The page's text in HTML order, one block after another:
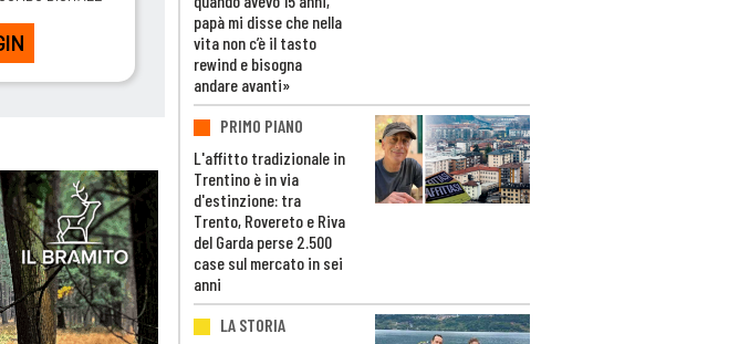
papà mi disse che nella
vita non c’è il tasto
rewind e bisogna
andare avanti»
PRIMO PIANO
L'affitto tradizionale in
Trentino è in via
d'estinzione: tra
Trento, Rovereto e Riva
del Garda perse 2.500
case sul mercato in sei
anni
LA STORIA